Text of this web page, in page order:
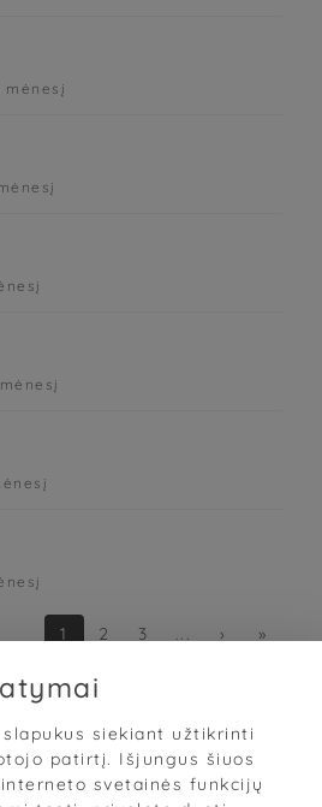
mėnesį
1 2 3 ... › »
siekiant užtikrinti
patirtį. Išjungus šiuos
svetainės funkcijų
· Slapukai
„Grožis Saviems“